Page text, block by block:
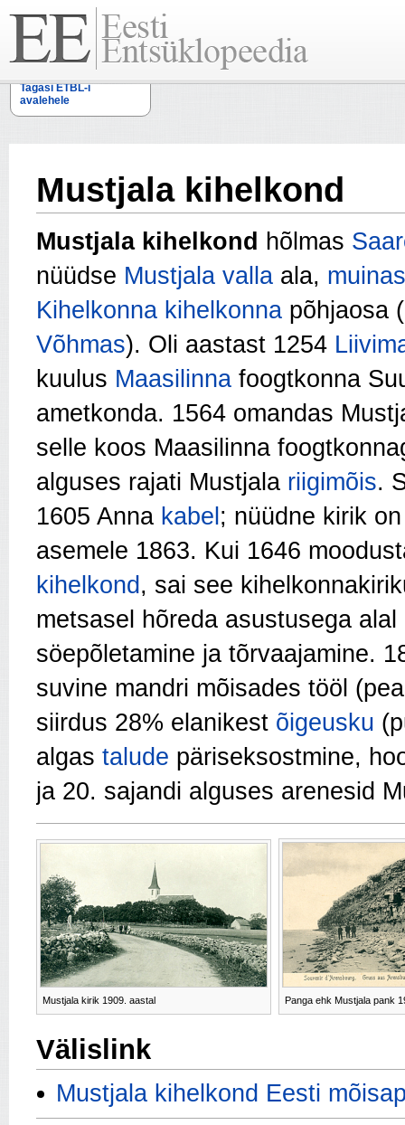
Tagasi ETBL-i
avalehele
Mustjala kihelkond
Mustjala kihelkond hõlmas
nüüdse Mustjala valla ala,
Kihelkonna kihelkonna põhjaosa (
Võhmas). Oli aastast 1254
kuulus Maasilinna foogtkonna
ametkonda. 1564 omandas
selle koos Maasilinna
alguses rajati Mustjala riigimõis.
1605 Anna kabel ; nüüdne kirik
asemele 1863. Kui 1646
kihelkond , sai see
metsasel hõreda asustusega
söepõletamine ja tõrvaajamine.
suvine mandri mõisades tööl
siirdus 28% elanikest õigeusku
algas talude päriseksostmine,
ja 20. sajandi alguses arenesid
Mustjala kirik 1909. aastal Panga ehk Mustjala pank
Välislink
Mustjala kihelkond Eesti